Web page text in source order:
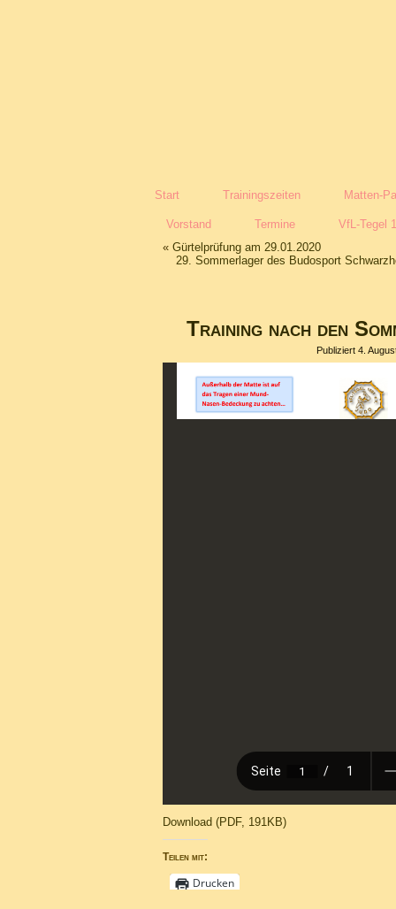
Start Trainingszeiten Matten-
Vorstand Termine
VfL-Tegel
« Gürtelprüfung am 29.01.2020
29. Sommerlager des Budosport
Training nach den
Publiziert 4.
Download (PDF, 191KB)
Teilen mit:
Drucken